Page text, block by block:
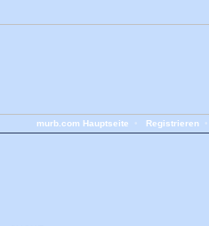
murb.com Hauptseite Registrieren